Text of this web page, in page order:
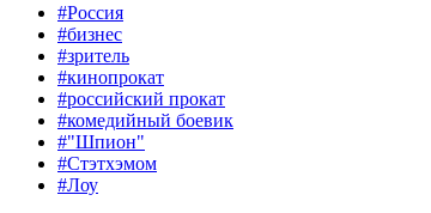
#Россия
#бизнес
#зритель
#кинопрокат
#российский прокат
#комедийный боевик
#"Шпион"
#Стэтхэмом
#Лоу